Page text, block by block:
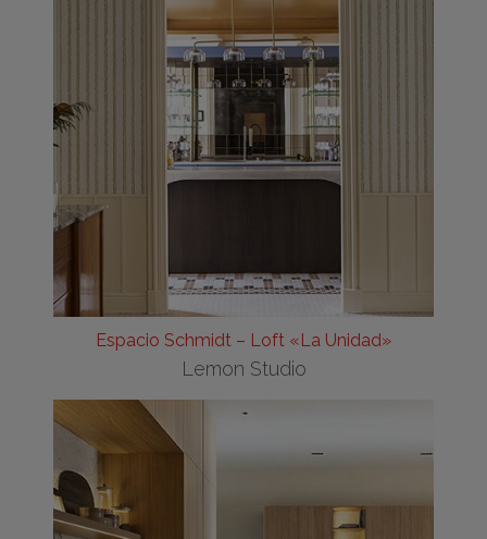
Espacio Schmidt – Loft «La Unidad»
Lemon Studio